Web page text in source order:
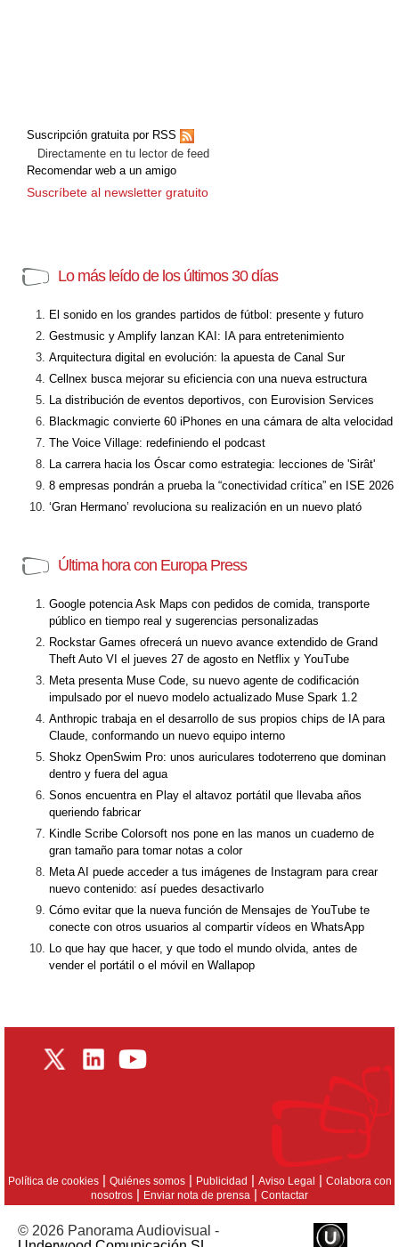
Suscripción gratuita por RSS
Directamente en tu lector de feed
Recomendar web a un amigo
Suscríbete al newsletter gratuito
Lo más leído de los últimos 30 días
El sonido en los grandes partidos de fútbol: presente y futuro
Gestmusic y Amplify lanzan KAI: IA para entretenimiento
Arquitectura digital en evolución: la apuesta de Canal Sur
Cellnex busca mejorar su eficiencia con una nueva estructura
La distribución de eventos deportivos, con Eurovision Services
Blackmagic convierte 60 iPhones en una cámara de alta velocidad
The Voice Village: redefiniendo el podcast
La carrera hacia los Óscar como estrategia: lecciones de 'Sirât'
8 empresas pondrán a prueba la “conectividad crítica” en ISE 2026
‘Gran Hermano’ revoluciona su realización en un nuevo plató
Última hora con Europa Press
Google potencia Ask Maps con pedidos de comida, transporte
público en tiempo real y sugerencias personalizadas
Rockstar Games ofrecerá un nuevo avance extendido de Grand
Theft Auto VI el jueves 27 de agosto en Netflix y YouTube
Meta presenta Muse Code, su nuevo agente de codificación
impulsado por el nuevo modelo actualizado Muse Spark 1.2
Anthropic trabaja en el desarrollo de sus propios chips de IA para
Claude, conformando un nuevo equipo interno
Shokz OpenSwim Pro: unos auriculares todoterreno que dominan
dentro y fuera del agua
Sonos encuentra en Play el altavoz portátil que llevaba años
queriendo fabricar
Kindle Scribe Colorsoft nos pone en las manos un cuaderno de
gran tamaño para tomar notas a color
Meta AI puede acceder a tus imágenes de Instagram para crear
nuevo contenido: así puedes desactivarlo
Cómo evitar que la nueva función de Mensajes de YouTube te
conecte con otros usuarios al compartir vídeos en WhatsApp
Lo que hay que hacer, y que todo el mundo olvida, antes de
vender el portátil o el móvil en Wallapop
Política de cookies| Quiénes somos| Publicidad | Aviso Legal | Colabora con
nosotros | Enviar nota de prensa | Contactar
© 2026 Panorama Audiovisual -